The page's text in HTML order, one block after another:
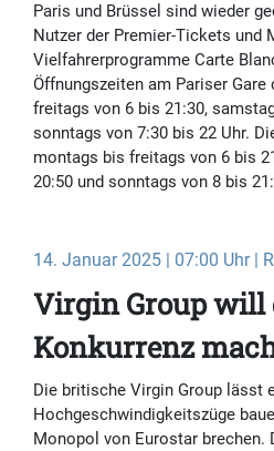
Paris und Brüssel sind wieder
Nutzer der Premier-Tickets und
Vielfahrerprogramme Carte
Öffnungszeiten am Pariser
freitags von 6 bis 21:30,
sonntags von 7:30 bis 22 Uhr.
montags bis freitags von 6 bis
20:50 und sonntags von 8 bis
14. Januar 2025 | 07:00 Uhr |
Virgin Group will
Konkurrenz
Die britische Virgin Group lässt
Hochgeschwindigkeitszüge
Monopol von Eurostar brechen.